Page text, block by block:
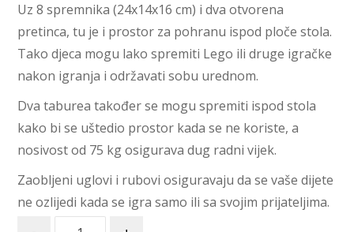
Uz 8 spremnika (24x14x16 cm) i dva otvorena
pretinca, tu je i prostor za pohranu ispod ploče stola.
Tako djeca mogu lako spremiti Lego ili druge igračke
nakon igranja i održavati sobu urednom.
Dva taburea također se mogu spremiti ispod stola
kako bi se uštedio prostor kada se ne koriste, a
nosivost od 75 kg osigurava dug radni vijek.
Zaobljeni uglovi i rubovi osiguravaju da se vaše dijete
ne ozlijedi kada se igra samo ili sa svojim prijateljima.